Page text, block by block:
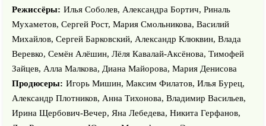
Режиссёры: Илья Соболев, Александра Бортич, Риналь
Мухаметов, Сергей Рост, Мария Смольникова, Василий
Михайлов, Сергей Барковский, Александр Клюквин, Влада
Веревко, Семён Алёшин, Лёля Кавалай-Аксёнова, Тимофей
Зайцев, Алла Малкова, Диана Майорова, Мария Денисова
Продюсеры: Игорь Мишин, Максим Филатов, Илья Бурец,
Александр Плотников, Анна Тихонова, Владимир Васильев,
Ирина Щербович-Вечер, Яна Лебедева, Никита Герфанов,